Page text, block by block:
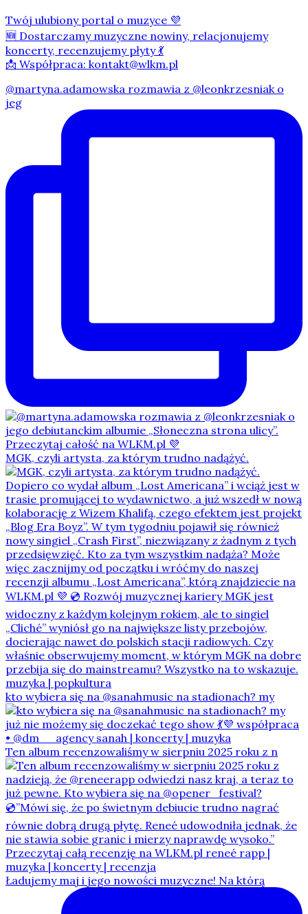
Twój ulubiony portal o muzyce 💜
🆕 Dostarczamy muzyczne nowiny, relacjonujemy
koncerty, recenzujemy płyty 💃
📩 Współpraca: kontakt@wlkm.pl
@martyna.adamowska rozmawia z @leonkrzesniak o
jeg
MGK, czyli artysta, za którym trudno nadążyć.
kto wybiera się na @sanahmusic na stadionach? my
Ten album recenzowaliśmy w sierpniu 2025 roku z n
Ładujemy maj i jego nowości muzyczne! Na którą